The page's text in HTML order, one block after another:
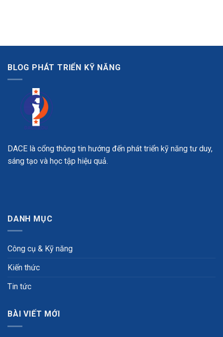
BLOG PHÁT TRIỂN KỸ NĂNG
DACE là cổng thông tin hướng đến phát triển kỹ năng tư duy,
sáng tạo và học tập hiệu quả.
DANH MỤC
Công cụ & Kỹ năng
Kiến thức
Tin tức
BÀI VIẾT MỚI